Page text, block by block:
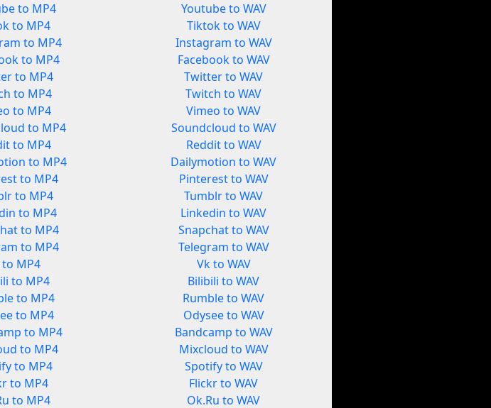
to MP4
to MP4
to MP4
to MP4
to MP4
to MP4
to MP4
to MP4
to MP4
to MP4
to MP4
to MP4
to MP4
to MP4
to MP4
to MP4
to MP4
to MP4
to MP4
to MP4
to MP4
to MP4
to MP4
to MP4
Youtube to WAV
Tiktok to WAV
Instagram to WAV
Facebook to WAV
Twitter to WAV
Twitch to WAV
Vimeo to WAV
Soundcloud to WAV
Reddit to WAV
Dailymotion to WAV
Pinterest to WAV
Tumblr to WAV
Linkedin to WAV
Snapchat to WAV
Telegram to WAV
Vk to WAV
Bilibili to WAV
Rumble to WAV
Odysee to WAV
Bandcamp to WAV
Mixcloud to WAV
Spotify to WAV
Flickr to WAV
Ok.Ru to WAV